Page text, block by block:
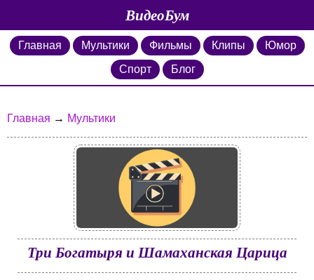
ВидеоБум
Главная Мультики Фильмы Клипы
Юмор
Спорт
Блог
Главная → Мультики
Три Богатыря и Шамаханская Царица